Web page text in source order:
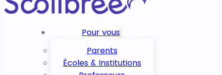
Pour vous
Parents
Écoles & Institutions